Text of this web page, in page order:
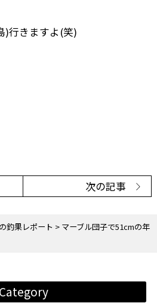
Category
釣果レポート
マーブル団子で51cmの年
)行きますよ(笑)
次の記事